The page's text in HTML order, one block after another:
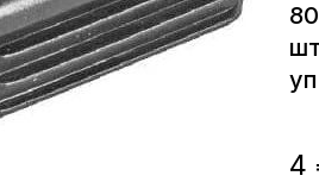
уп
4